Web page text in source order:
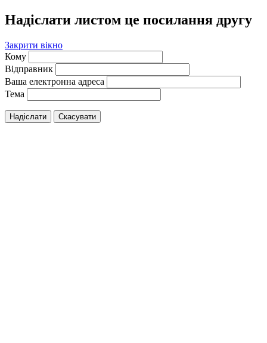
Надіслати листом це посилання другу
Закрити вікно
Кому
Відправник
Ваша електронна адреса
Тема
Надіслати Скасувати